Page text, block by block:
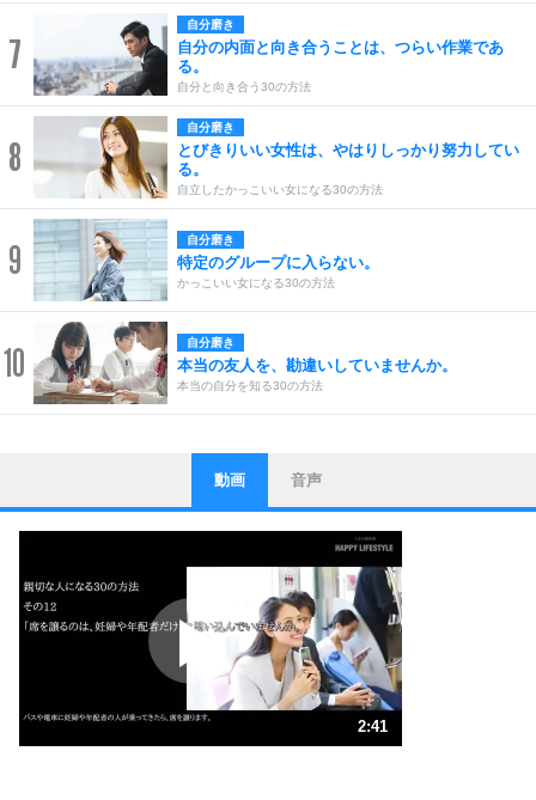
7
自分磨き
自分の内面と向き合うことは、つらい作業であ
る。
自分と向き合う30の方法
8
自分磨き
とびきりいい女性は、やはりしっかり努力してい
る。
自立したかっこいい女になる30の方法
9 自分磨き
特定のグループに入らない。
かっこいい女になる30の方法
10 自分磨き
本当の友人を、勘違いしていませんか。
本当の自分を知る30の方法
1
ストレス対策
他人と比べない。
いっそのこと、他人を見ない。
いらいらしない人になる30の方法
ポジティブになれない原因は、行動しないから。
ポジティブ思考になる30の方法
ストレス対策
人生、なんとかなるもの。
気楽に生きる30の方法
動画 音声
2:41